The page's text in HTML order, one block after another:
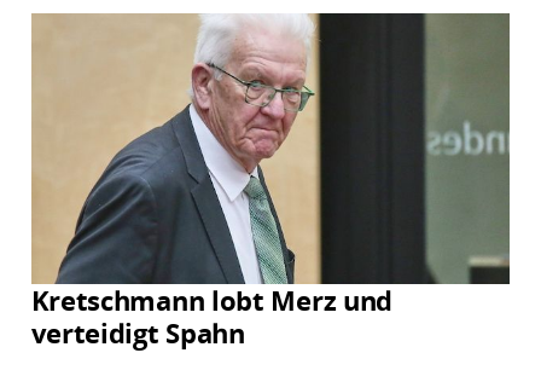
Kretschmann lobt Merz und
verteidigt Spahn